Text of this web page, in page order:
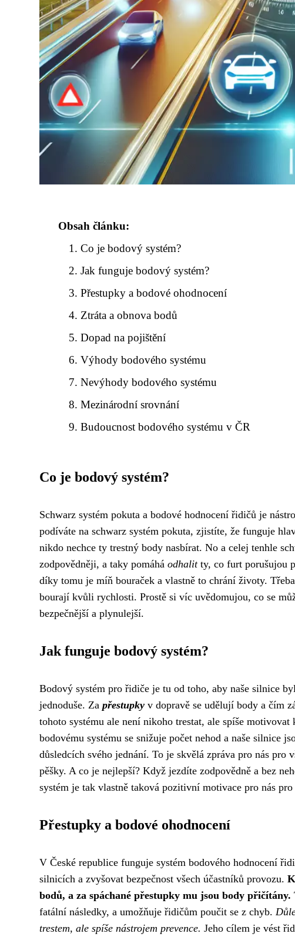
Obsah článku:
Co je bodový systém?
Jak funguje bodový systém?
Přestupky a bodové ohodnocení
Ztráta a obnova bodů
Dopad na pojištění
Výhody bodového systému
Nevýhody bodového systému
Mezinárodní srovnání
Budoucnost bodového systému v ČR
Co je bodový systém?
Schwarz systém pokuta a bodové hodnocení řidičů je
podíváte na schwarz systém pokuta, zjistíte, že funguje
nikdo nechce ty trestný body nasbírat. No a celej tenhle
zodpovědněji, a taky pomáhá odhalitty, co furt porušujou
díky tomu je míň bouraček a vlastně to chrání životy.
bourají kvůli rychlosti. Prostě si víc uvědomujou, co se
bezpečnější a plynulejší.
Jak funguje bodový systém?
Bodový systém pro řidiče je tu od toho, aby naše silnice
jednoduše. Za přestupky v dopravě se udělují body a čím
tohoto systému ale není nikoho trestat, ale spíše
bodovému systému se snižuje počet nehod a naše silnice
důsledcích svého jednání. To je skvělá zpráva pro nás
pěšky. A co je nejlepší? Když jezdíte zodpovědně a bez
systém je tak vlastně taková pozitivní motivace pro nás pro
Přestupky a bodové ohodnocení
V České republice funguje systém bodového hodnocení
silnicích a zvyšovat bezpečnost všech účastníků provozu.
bodů, a za spáchané přestupky mu jsou body přičítány.
fatální následky, a umožňuje řidičům poučit se z chyb.
trestem, ale spíše nástrojem prevence. Jeho cílem je vést